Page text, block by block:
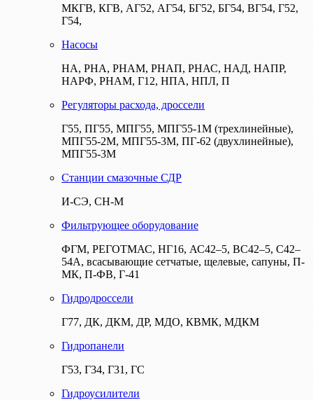
МКГВ, КГВ, АГ52, АГ54, БГ52, БГ54, ВГ54, Г52,
Г54,
Насосы
НА, РНА, РНАМ, РНАП, РНАС, НАД, НАПР,
НАРФ, РНАМ, Г12, НПА, НПЛ, П
Регуляторы расхода, дроссели
Г55, ПГ55, МПГ55, МПГ55-1М (трехлинейные),
МПГ55-2М, МПГ55-3М, ПГ-62 (двухлинейные),
МПГ55-3М
Станции смазочные СДР
И-СЭ, СН-М
Фильтрующее оборудование
ФГМ, РЕГОТМАС, НГ16, АС42–5, ВС42–5, С42–
54А, всасывающие сетчатые, щелевые, сапуны, П-
МК, П-ФВ, Г-41
Гидродроссели
Г77, ДК, ДКМ, ДР, МДО, КВМК, МДКМ
Гидропанели
Г53, Г34, Г31, ГС
Гидроусилители